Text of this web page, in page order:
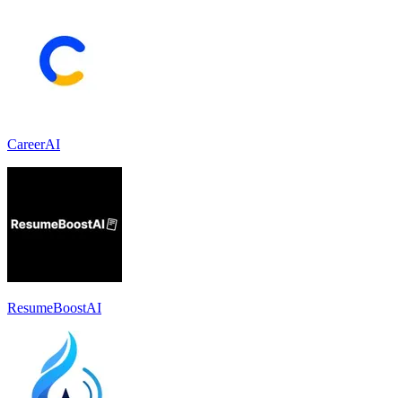
CareerAI
ResumeBoostAI